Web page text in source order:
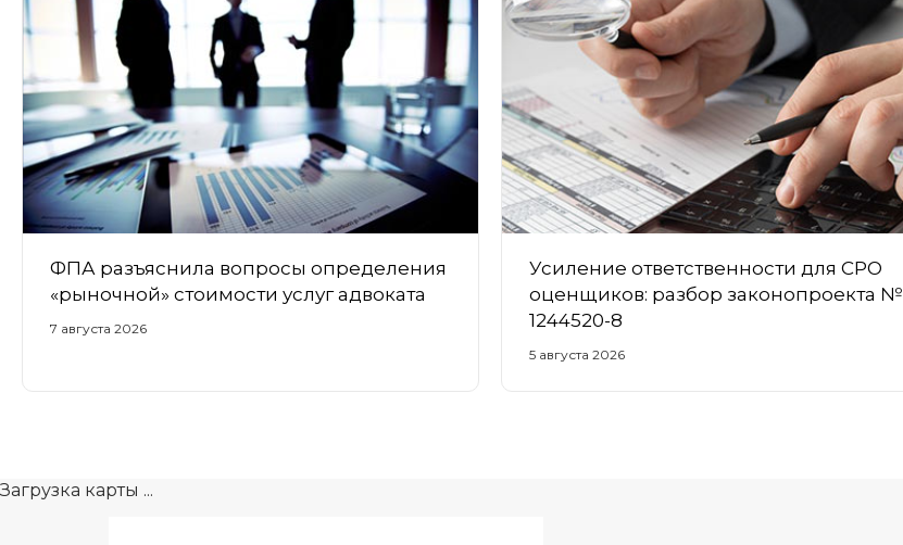
ФПА разъяснила вопросы определения
«рыночной» стоимости услуг адвоката
7 августа 2026
Усиление ответственности для СРО
оценщиков: разбор законопроекта №
1244520-8
5 августа 2026
Загрузка карты ...